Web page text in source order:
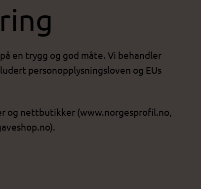
en trygg og god måte. Vi behandler
personopplysningsloven og EUs
og nettbutikker (www.norgesprofil.no,